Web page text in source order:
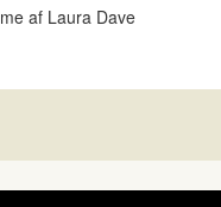
af Laura Dave